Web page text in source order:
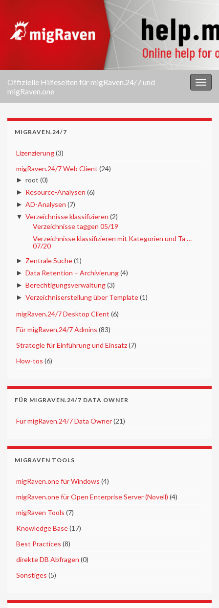
Offizielle Hilfeseiten für migRaven.24/7 und
migRaven.one
MIGRAVEN.24/7
Lizenzierung(3)
migRaven.24/7 Web Client (24)
► root (0)
► Resource-Analysen (6)
► AD-Analysen (7)
▼ Verzeichnisse klassifizieren (2)
Verzeichnisse taggen 05/19
Verzeichnisse klassifizieren mit Kategorien und Ta …
07/20
► Zentrale Suche(1)
► Data Retention – Archivierung(4)
► Berechtigungsverwaltung(3)
► Verzeichniserstellung über Template(1)
migRaven.24/7 Desktop Client (6)
Für migRaven.24/7 Admins (83)
Strategie für Einführung und Einsatz(7)
How-tos (6)
FÜR MIGRAVEN.24/7 DATA OWNER
Für migRaven.24/7 Data Owner(21)
MIGRAVEN TOOLS
migRaven.one für Windows (4)
migRaven.one für Open Enterprise Server (Novell) (4)
migRaven Tools (7)
Knowledge Base(17)
Best Practices (8)
direkte DB Abfragen (0)
Sonstiges (5)